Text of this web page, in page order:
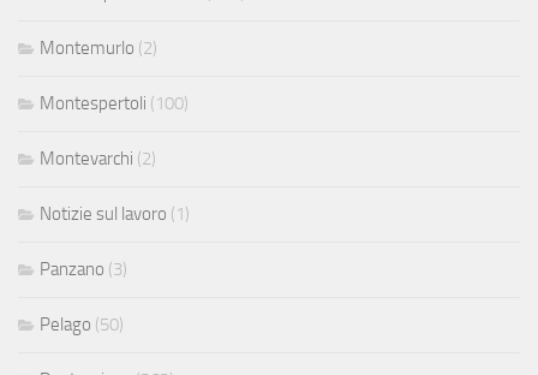
Montemurlo (2)
Montespertoli (100)
Montevarchi (2)
Notizie sul lavoro (1)
Panzano (3)
Pelago (50)